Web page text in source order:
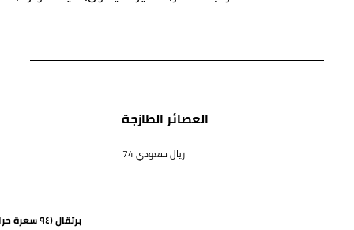
العصائر الطازجة
74 ريال سعودي
برتقال (٩٤ سعرة حرارية)